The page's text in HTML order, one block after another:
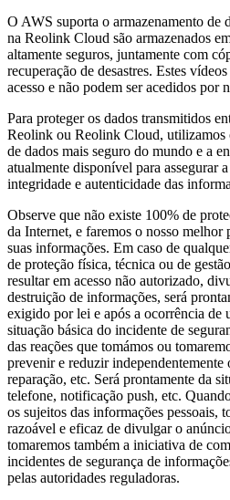
O AWS suporta o armazenamento de
na Reolink Cloud são armazenados
altamente seguros, juntamente com
recuperação de desastres. Estes
acesso e não podem ser acedidos por
Para proteger os dados transmitidos
Reolink ou Reolink Cloud, utilizamos
de dados mais seguro do mundo e a
atualmente disponível para assegurar
integridade e autenticidade das
Observe que não existe 100% de
da Internet, e faremos o nosso melhor
suas informações. Em caso de
de proteção física, técnica ou de
resultar em acesso não autorizado,
destruição de informações, será
exigido por lei e após a ocorrência de
situação básica do incidente de
das reações que tomámos ou
prevenir e reduzir independentemente
reparação, etc. Será prontamente da
telefone, notificação push, etc.
os sujeitos das informações pessoais,
razoável e eficaz de divulgar o
tomaremos também a iniciativa de
incidentes de segurança de
pelas autoridades reguladoras.